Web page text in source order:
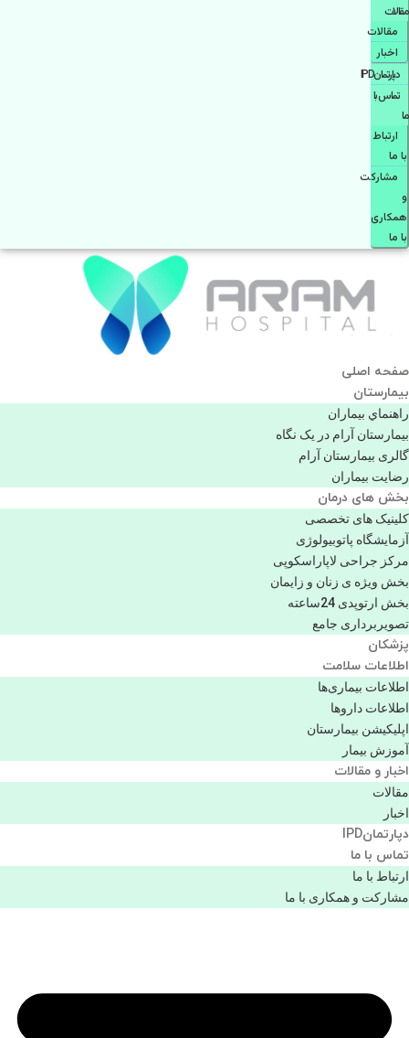
مقالات
مقالات
اخبار
دپارتمانIPD
تماس با
ما
ارتباط
با ما
مشاركت
و
همكاری
با ما
صفحه اصلی
بيمارستان
راهنماي بیماران
بیمارستان آرام در یک نگاه
گالری بیمارستان آرام
رضایت بیماران
بخش های درمان
کلینیک های تخصصی
آزمایشگاه پاتوبیولوژی
مرکز جراحی لاپاراسکوپی
بخش ویژه ی زنان و زایمان
بخش ارتوپدی 24ساعته
تصویربرداری جامع
پزشكان
اطلاعات سلامت
اطلاعات بیماری‌ها
اطلاعات دارو‌ها
اپليكيشن بيمارستان
آموزش بیمار
اخبار و مقالات
مقالات
اخبار
دپارتمانIPD
تماس با ما
ارتباط با ما
مشاركت و همكاری با ما